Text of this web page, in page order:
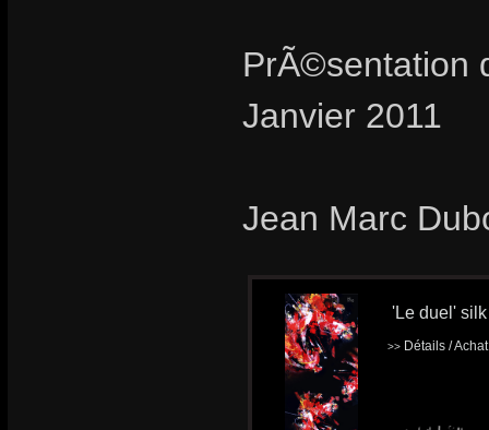
PrÃ©sentation
Janvier 2011
Jean Marc
'Le duel'
>> Détails /